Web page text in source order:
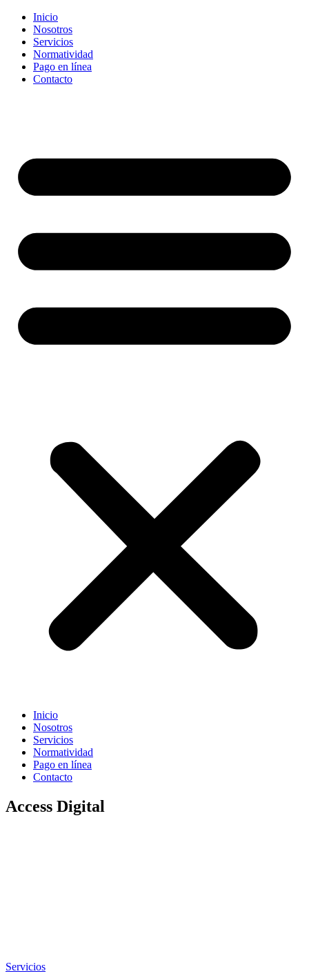
Inicio
Nosotros
Servicios
Normatividad
Pago en línea
Contacto
Inicio
Nosotros
Servicios
Normatividad
Pago en línea
Contacto
Access Digital
Servicios